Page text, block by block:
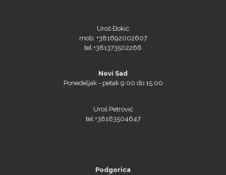
Uroš Đokić
mob. +381692002607
tel.+381373502266
Novi Sad
Ponedeljak - petak 9:00 do 15:00
Uroš Petrović
tel:+38163504647
Podgorica